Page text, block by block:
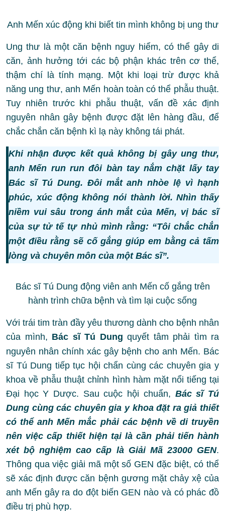
Anh Mến xúc động khi biết tin mình không bị ung thư
Ung thư là một căn bệnh nguy hiểm, có thể gây di
căn, ảnh hưởng tới các bộ phận khác trên cơ thể,
thậm chí là tính mạng. Một khi loại trừ được khả
năng ung thư, anh Mến hoàn toàn có thể phẫu thuật.
Tuy nhiên trước khi phẫu thuật, vấn đề xác định
nguyên nhân gây bệnh được đặt lên hàng đầu, để
chắc chắn căn bệnh kì lạ này không tái phát.
Khi nhận được kết quả không bị gây ung thư,
anh Mến run run đôi bàn tay nắm chặt lấy tay
Bác sĩ Tú Dung. Đôi mắt anh nhòe lệ vì hạnh
phúc, xúc động không nói thành lời. Nhìn thấy
niềm vui sâu trong ánh mắt của Mến, vị bác sĩ
của sự tử tế tự nhủ mình rằng: “Tôi chắc chắn
một điều rằng sẽ cố gắng giúp em bằng cả tấm
lòng và chuyên môn của một Bác sĩ”.
Bác sĩ Tú Dung động viên anh Mến cố gắng trên
hành trình chữa bệnh và tìm lại cuộc sống
Với trái tim tràn đầy yêu thương dành cho bệnh nhân
của mình, Bác sĩ Tú Dung quyết tâm phải tìm ra
nguyên nhân chính xác gây bệnh cho anh Mến. Bác
sĩ Tú Dung tiếp tục hội chẩn cùng các chuyên gia y
khoa về phẫu thuật chỉnh hình hàm mặt nổi tiếng tại
Đại học Y Dược. Sau cuộc hội chuẩn, Bác sĩ Tú
Dung cùng các chuyên gia y khoa đặt ra giả thiết
có thể anh Mến mắc phải các bệnh về di truyền
nên việc cấp thiết hiện tại là cần phải tiến hành
xét bộ nghiệm cao cấp là Giải Mã 23000 GEN.
Thông qua việc giải mã một số GEN đặc biệt, có thể
sẽ xác định được căn bệnh gương mặt chảy xệ của
anh Mến gây ra do đột biến GEN nào và có phác đồ
điều trị phù hợp.